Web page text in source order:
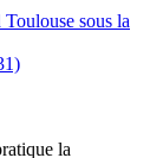
sous la
la